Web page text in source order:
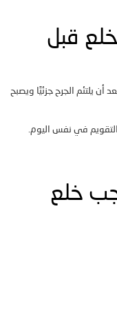
قبل
أن يلتئم الجرح جزئيًا ويصبح
في نفس اليوم.
خلع